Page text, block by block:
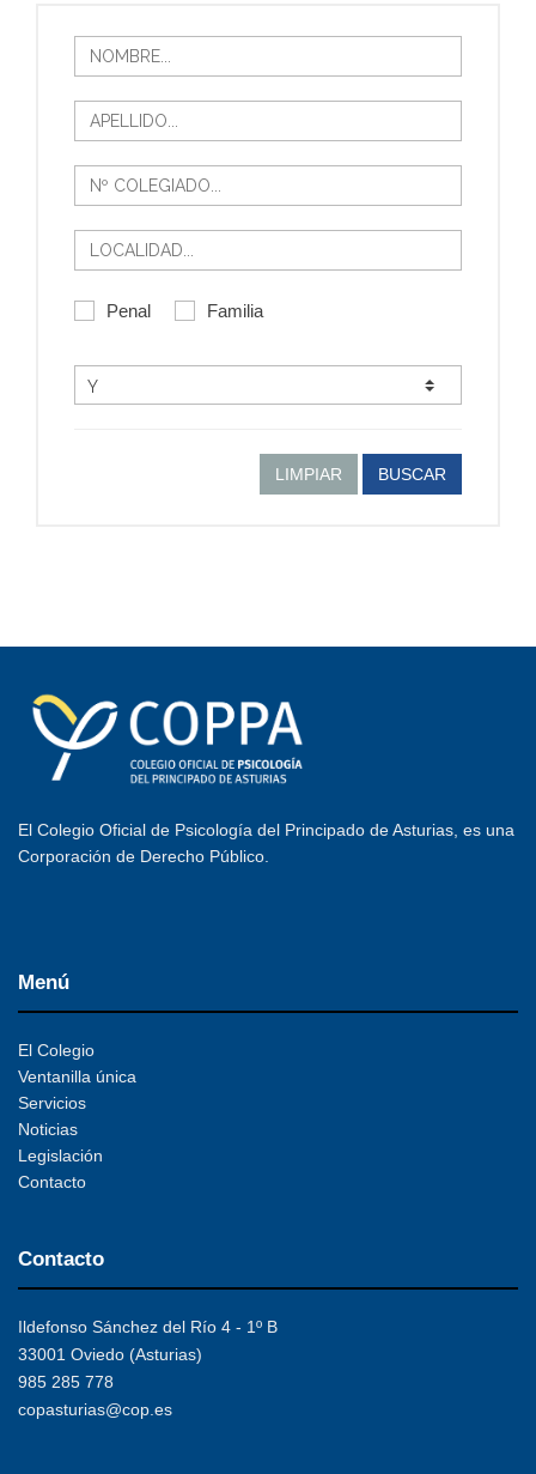
Penal Familia
LIMPIAR BUSCAR
El Colegio Oficial de Psicología del Principado de Asturias, es una
Corporación de Derecho Público.
Menú
El Colegio
Ventanilla única
Servicios
Noticias
Legislación
Contacto
Contacto
Ildefonso Sánchez del Río 4 - 1º B
33001 Oviedo (Asturias)
985 285 778
copasturias@cop.es